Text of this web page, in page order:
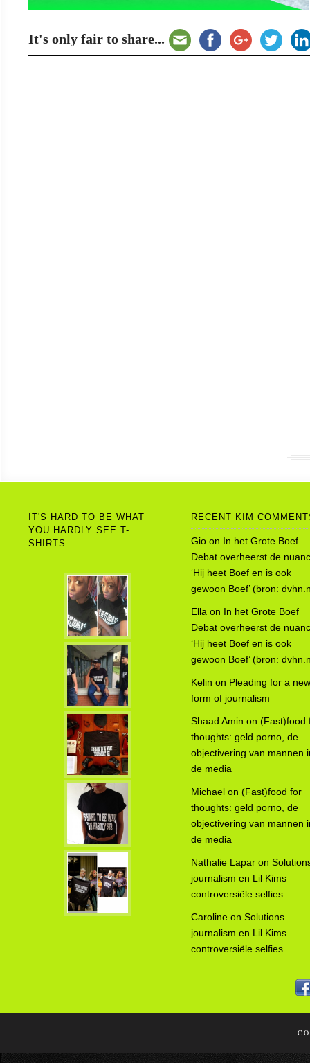
It's only fair to share...
IT'S HARD TO BE WHAT
YOU HARDLY SEE T-
SHIRTS
RECENT KIM
Gio on In het Grote Boef
Debat overheerst de
‘Hij heet Boef en is ook
gewoon Boef’ (bron:
Ella on In het Grote Boef
Debat overheerst de
‘Hij heet Boef en is ook
gewoon Boef’ (bron:
Kelin on Pleading for a new
form of journalism
Shaad Amin on (Fast)food
thoughts: geld porno, de
objectivering van mannen
de media
Michael on (Fast)food for
thoughts: geld porno, de
objectivering van mannen
de media
Nathalie Lapar on
journalism en Lil Kims
controversiële selfies
Caroline on Solutions
journalism en Lil Kims
controversiële selfies